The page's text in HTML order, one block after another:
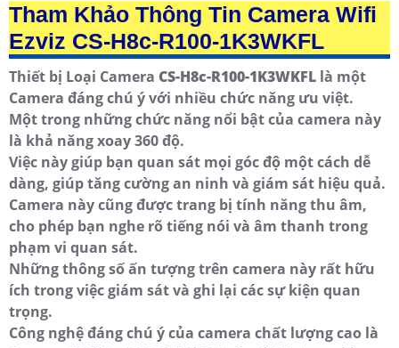
Tham Khảo Thông Tin Camera Wifi
Ezviz CS-H8c-R100-1K3WKFL
Thiết bị Loại Camera CS-H8c-R100-1K3WKFL là một
Camera đáng chú ý với nhiều chức năng ưu việt.
Một trong những chức năng nổi bật của camera này
là khả năng xoay 360 độ.
Việc này giúp bạn quan sát mọi góc độ một cách dễ
dàng, giúp tăng cường an ninh và giám sát hiệu quả.
Camera này cũng được trang bị tính năng thu âm,
cho phép bạn nghe rõ tiếng nói và âm thanh trong
phạm vi quan sát.
Những thông số ấn tượng trên camera này rất hữu
ích trong việc giám sát và ghi lại các sự kiện quan
trọng.
Công nghệ đáng chú ý của camera chất lượng cao là